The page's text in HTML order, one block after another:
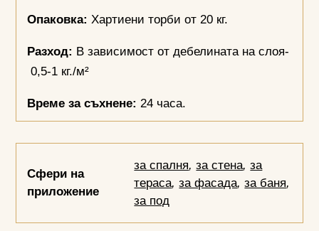
Опаковка: Хартиени торби от 20 кг.
Разход: В зависимост от дебелината на слоя-
0,5-1 кг./м²
Време за съхнене: 24 часа.
Сфери на
приложение
за спалня,за стена,за
тераса,за фасада,за баня,
за под